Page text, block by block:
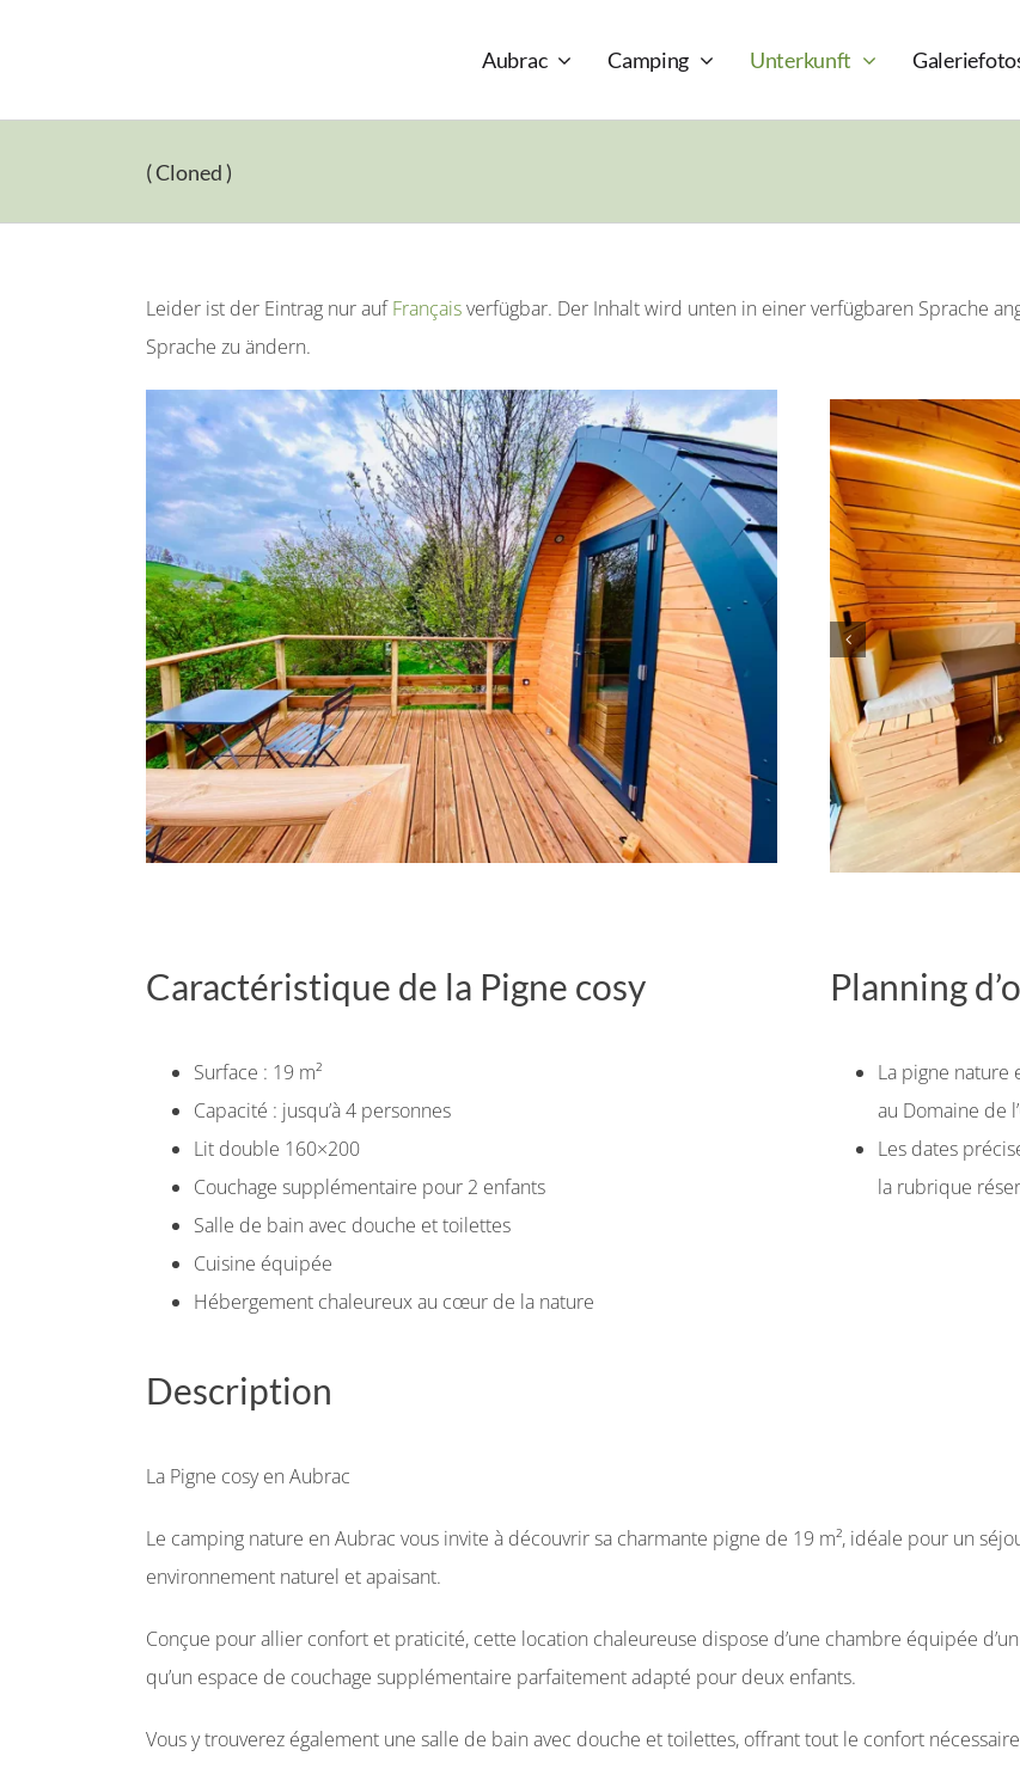
Aubrac Camping Unterkunft
( Cloned )
Leider ist der Eintrag nur aufFrançaisverfügbar. Der Inhalt wird unten in einer verfügbaren Sprache
Sprache zu ändern.
Caractéristique de la Pigne cosy
Surface : 19 m²
Capacité : jusqu’à 4 personnes
Lit double 160×200
Couchage supplémentaire pour 2 enfants
Salle de bain avec douche et toilettes
Cuisine équipée
Hébergement chaleureux au cœur de la nature
Planning
La pigne nature
au Domaine de
Les dates
la rubrique
Description
La Pigne cosy en Aubrac
Le camping nature en Aubrac vous invite à découvrir sa charmante pigne de 19 m², idéale pour un
environnement naturel et apaisant.
Conçue pour allier confort et praticité, cette location chaleureuse dispose d’une chambre équipée
qu’un espace de couchage supplémentaire parfaitement adapté pour deux enfants.
Vous y trouverez également une salle de bain avec douche et toilettes, offrant tout le confort